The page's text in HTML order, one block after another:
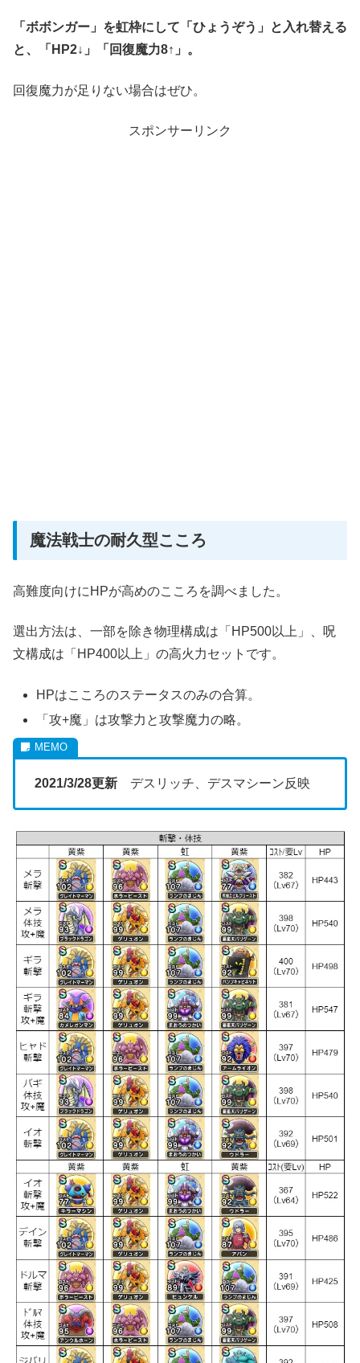
「ボボンガー」を虹枠にして「ひょうぞう」と入れ替える
と、「HP2↓」「回復魔力8↑」。
回復魔力が足りない場合はぜひ。
スポンサーリンク
魔法戦士の耐久型こころ
高難度向けにHPが高めのこころを調べました。
選出方法は、一部を除き物理構成は「HP500以上」、呪
文構成は「HP400以上」の高火力セットです。
HPはこころのステータスのみの合算。
「攻+魔」は攻撃力と攻撃魔力の略。
2021/3/28更新 デスリッチ、デスマシーン反映